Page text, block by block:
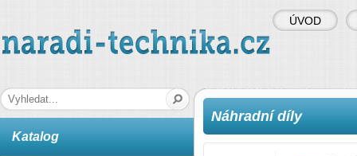
naradi-technika.cz
Náhradní díly
Katalog
ÚVOD
Hledaná fráze